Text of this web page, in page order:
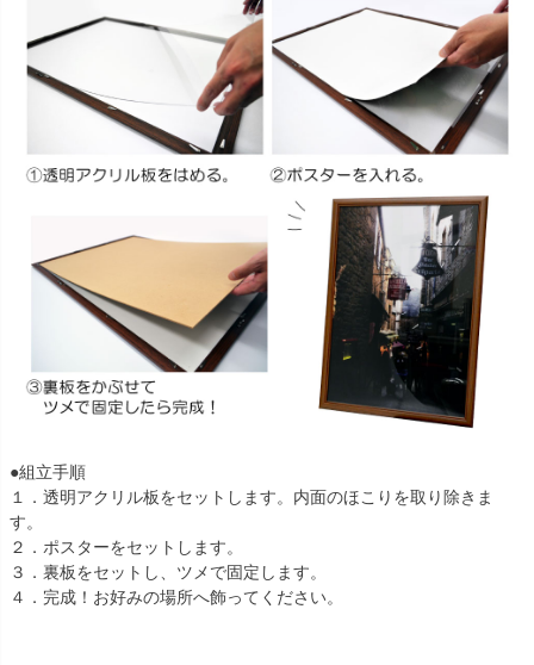
●組立手順
１．透明アクリル板をセットします。内面のほこりを取り除きま
す。
２．ポスターをセットします。
３．裏板をセットし、ツメで固定します。
４．完成！お好みの場所へ飾ってください。